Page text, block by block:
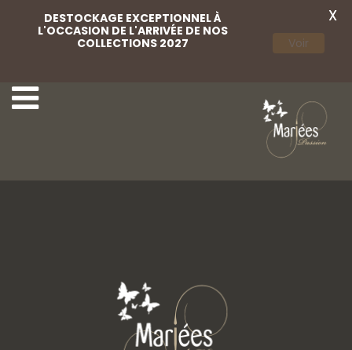
DESTOCKAGE EXCEPTIONNEL À
L'OCCASION DE L'ARRIVÉE DE NOS
COLLECTIONS 2027
Voir
X